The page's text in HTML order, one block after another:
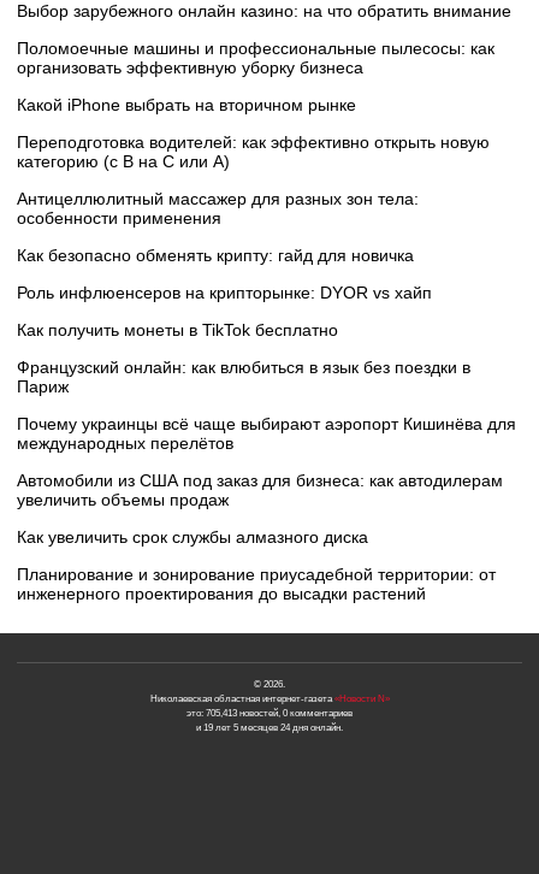
Выбор зарубежного онлайн казино: на что обратить внимание
Поломоечные машины и профессиональные пылесосы: как
организовать эффективную уборку бизнеса
Какой iPhone выбрать на вторичном рынке
Переподготовка водителей: как эффективно открыть новую
категорию (с B на C или А)
Антицеллюлитный массажер для разных зон тела:
особенности применения
Как безопасно обменять крипту: гайд для новичка
Роль инфлюенсеров на крипторынке: DYOR vs хайп
Как получить монеты в TikTok бесплатно
Французский онлайн: как влюбиться в язык без поездки в
Париж
Почему украинцы всё чаще выбирают аэропорт Кишинёва для
международных перелётов
Автомобили из США под заказ для бизнеса: как автодилерам
увеличить объемы продаж
Как увеличить срок службы алмазного диска
Планирование и зонирование приусадебной территории: от
инженерного проектирования до высадки растений
© 2026.
Николаевская областная интернет-газета«Новости N»
это: 705,413 новостей, 0 комментариев
и 19 лет 5 месяцев 24 дня онлайн.